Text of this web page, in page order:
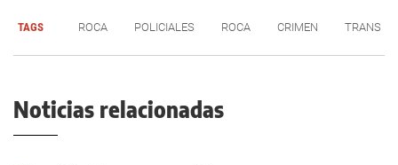
TAGS ROCA POLICIALES ROCA CRIMEN TRANS
Noticias relacionadas